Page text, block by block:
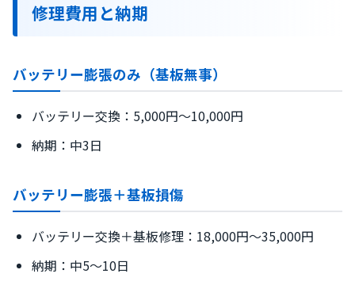
修理費用と納期
バッテリー膨張のみ（基板無事）
バッテリー交換：5,000円〜10,000円
納期：中3日
バッテリー膨張＋基板損傷
バッテリー交換＋基板修理：18,000円〜35,000円
納期：中5〜10日